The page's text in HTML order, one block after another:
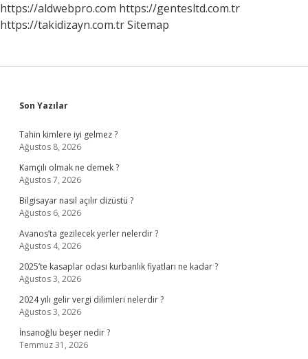
https://aldwebpro.com https://gentesltd.com.tr
https://takidizayn.com.trSitemap
Sidebar
Son Yazılar
Tahin kimlere iyi gelmez ?
Ağustos 8, 2026
Kamçılı olmak ne demek ?
Ağustos 7, 2026
Bilgisayar nasıl açılır dizüstü ?
Ağustos 6, 2026
Avanos’ta gezilecek yerler nelerdir ?
Ağustos 4, 2026
2025’te kasaplar odası kurbanlık fiyatları ne kadar ?
Ağustos 3, 2026
2024 yılı gelir vergi dilimleri nelerdir ?
Ağustos 3, 2026
İnsanoğlu beşer nedir ?
Temmuz 31, 2026